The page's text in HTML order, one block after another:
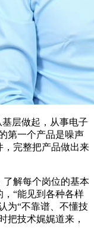
层做起，从事电子
第一个产品是噪声
，完整把产品做出来
了解每个岗位的基本
“能见到各种各样
为“不靠谱、不懂技
把技术娓娓道来，